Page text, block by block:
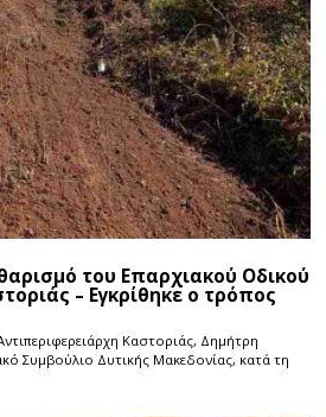
του Επαρχιακού Οδικού
– Εγκρίθηκε ο τρόπος
Καστοριάς, Δημήτρη
Συμβούλιο Δυτικής Μακεδονίας, κατά τη